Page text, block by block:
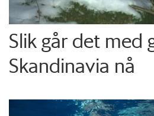
Slik går det med
Skandinavia nå